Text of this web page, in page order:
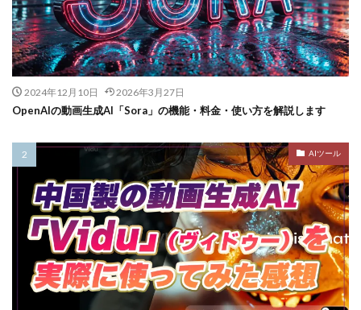
2024年12月10日 2026年3月27日
OpenAIの動画生成AI「Sora」の機能・料金・使い方を解説します
AIツール